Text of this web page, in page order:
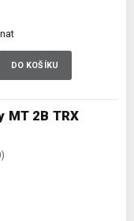
2B TRX
DO KOŠÍKU